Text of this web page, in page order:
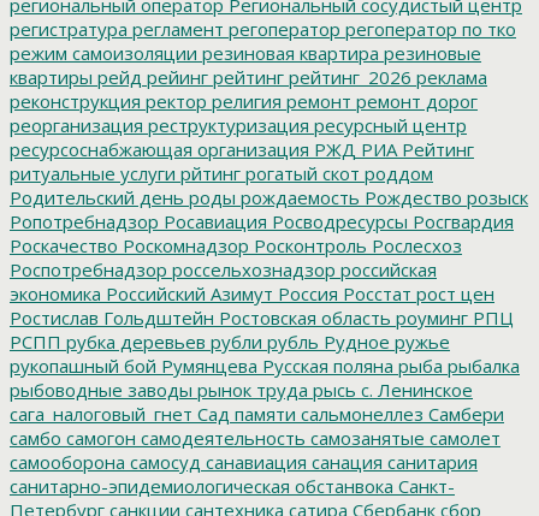
регистратура регламент регоператор регоператор по тко
режим самоизоляции резиновая квартира резиновые
квартиры рейд рейинг рейтинг рейтинг_2026 реклама
реконструкция ректор религия ремонт ремонт дорог
реорганизация реструктуризация ресурсный центр
ресурсоснабжающая организация РЖД РИА Рейтинг
ритуальные услуги рйтинг рогатый скот роддом
Родительский день роды рождаемость Рождество розыск
Ропотребнадзор Росавиация Росводресурсы Росгвардия
Роскачество Роскомнадзор Росконтроль Рослесхоз
Роспотребнадзор россельхознадзор российская
экономика Российский Азимут Россия Росстат рост цен
Ростислав Гольдштейн Ростовская область роуминг РПЦ
РСПП рубка деревьев рубли рубль Рудное ружье
рукопашный бой Румянцева Русская поляна рыба рыбалка
рыбоводные заводы рынок труда рысь с. Ленинское
сага_налоговый_гнет Сад памяти сальмонеллез Самбери
самбо самогон самодеятельность самозанятые самолет
самооборона самосуд санавиация санация санитария
санитарно-эпидемиологическая обстанвока Санкт-
Петербург санкции сантехника сатира Сбербанк сбор